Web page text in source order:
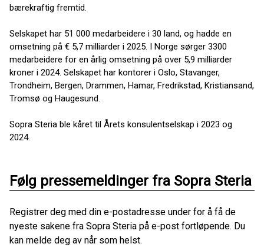
bærekraftig fremtid.
Selskapet har 51 000 medarbeidere i 30 land, og hadde en
omsetning på € 5,7 milliarder i 2025. I Norge sørger 3300
medarbeidere for en årlig omsetning på over 5,9 milliarder
kroner i 2024. Selskapet har kontorer i Oslo, Stavanger,
Trondheim, Bergen, Drammen, Hamar, Fredrikstad, Kristiansand,
Tromsø og Haugesund.
Sopra Steria ble kåret til Årets konsulentselskap i 2023 og
2024.
Følg pressemeldinger fra Sopra Steria
Registrer deg med din e-postadresse under for å få de
nyeste sakene fra Sopra Steria på e-post fortløpende. Du
kan melde deg av når som helst.